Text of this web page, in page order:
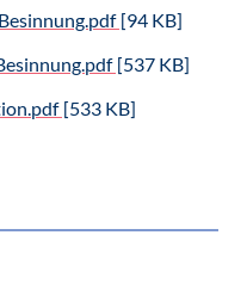
[94 KB]
[537 KB]
[533 KB]